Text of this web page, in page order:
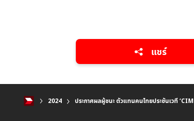
แชร์
2024 ประกาศผลผู้ชนะ ตัวแทนคนไทยประชันเวที